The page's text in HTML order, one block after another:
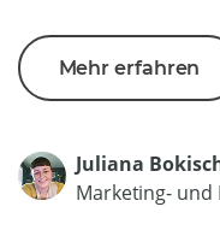
Mehr erfahren
Juliana
Marketing- und